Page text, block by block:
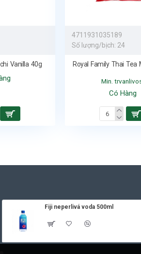
Vanilla 40g
4711931035189
Số lượng/bịch: 24
Royal Family Thai Tea
Min.
Có Hàng
Fiji neperlivá voda 500ml